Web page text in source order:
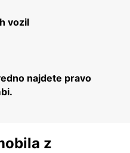
vozil
najdete pravo
z